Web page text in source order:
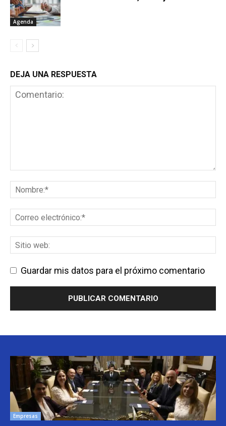
Agenda
DEJA UNA RESPUESTA
Guardar mis datos para el próximo comentario
Empresas